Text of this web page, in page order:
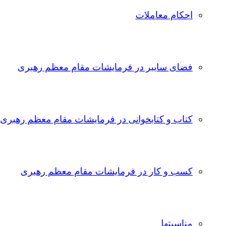
احکام معاملات
فضای سایبر در فرمایشات مقام معظم رهبری
کتاب و کتابخوانی در فرمایشات مقام معظم رهبری
کسب و کار در فرمایشات مقام معظم رهبری
مناسبتها